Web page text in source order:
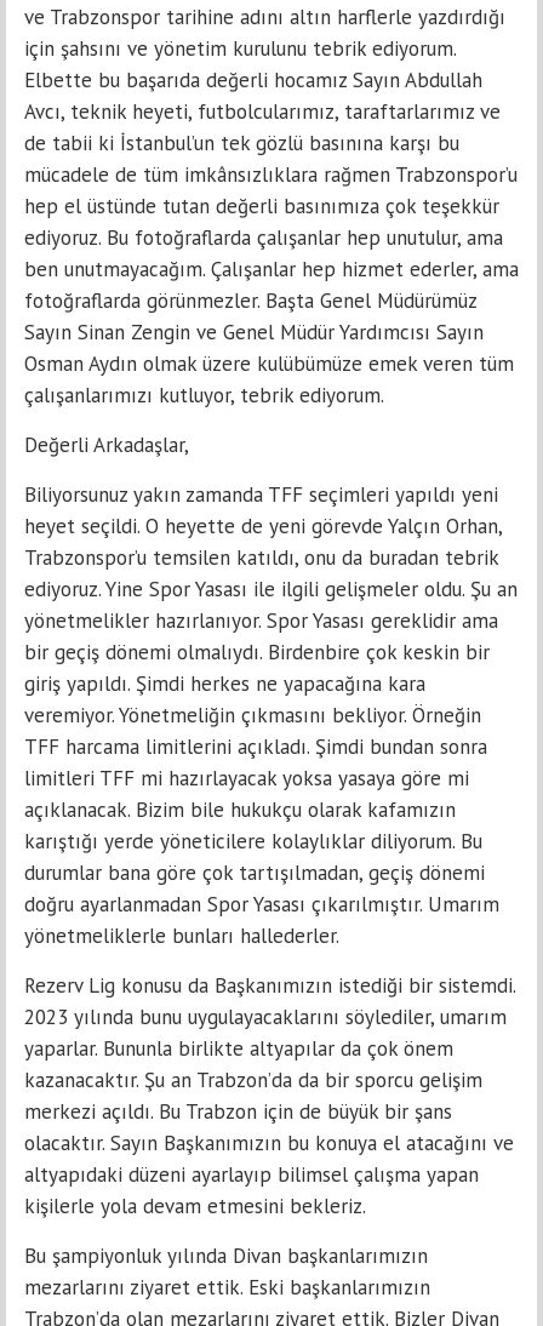
ve Trabzonspor tarihine adını altın harflerle yazdırdığı
için şahsını ve yönetim kurulunu tebrik ediyorum.
Elbette bu başarıda değerli hocamız Sayın Abdullah
Avcı, teknik heyeti, futbolcularımız, taraftarlarımız ve
de tabii ki İstanbul’un tek gözlü basınına karşı bu
mücadele de tüm imkânsızlıklara rağmen Trabzonspor’u
hep el üstünde tutan değerli basınımıza çok teşekkür
ediyoruz. Bu fotoğraflarda çalışanlar hep unutulur, ama
ben unutmayacağım. Çalışanlar hep hizmet ederler, ama
fotoğraflarda görünmezler. Başta Genel Müdürümüz
Sayın Sinan Zengin ve Genel Müdür Yardımcısı Sayın
Osman Aydın olmak üzere kulübümüze emek veren tüm
çalışanlarımızı kutluyor, tebrik ediyorum.
Değerli Arkadaşlar,
Biliyorsunuz yakın zamanda TFF seçimleri yapıldı yeni
heyet seçildi. O heyette de yeni görevde Yalçın Orhan,
Trabzonspor’u temsilen katıldı, onu da buradan tebrik
ediyoruz. Yine Spor Yasası ile ilgili gelişmeler oldu. Şu an
yönetmelikler hazırlanıyor. Spor Yasası gereklidir ama
bir geçiş dönemi olmalıydı. Birdenbire çok keskin bir
giriş yapıldı. Şimdi herkes ne yapacağına kara
veremiyor. Yönetmeliğin çıkmasını bekliyor. Örneğin
TFF harcama limitlerini açıkladı. Şimdi bundan sonra
limitleri TFF mi hazırlayacak yoksa yasaya göre mi
açıklanacak. Bizim bile hukukçu olarak kafamızın
karıştığı yerde yöneticilere kolaylıklar diliyorum. Bu
durumlar bana göre çok tartışılmadan, geçiş dönemi
doğru ayarlanmadan Spor Yasası çıkarılmıştır. Umarım
yönetmeliklerle bunları hallederler.
Rezerv Lig konusu da Başkanımızın istediği bir sistemdi.
2023 yılında bunu uygulayacaklarını söylediler, umarım
yaparlar. Bununla birlikte altyapılar da çok önem
kazanacaktır. Şu an Trabzon’da da bir sporcu gelişim
merkezi açıldı. Bu Trabzon için de büyük bir şans
olacaktır. Sayın Başkanımızın bu konuya el atacağını ve
altyapıdaki düzeni ayarlayıp bilimsel çalışma yapan
kişilerle yola devam etmesini bekleriz.
Bu şampiyonluk yılında Divan başkanlarımızın
mezarlarını ziyaret ettik. Eski başkanlarımızın
Trabzon’da olan mezarlarını ziyaret ettik. Bizler Divan